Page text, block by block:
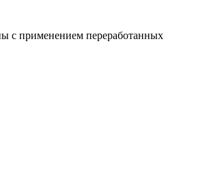
с применением переработанных